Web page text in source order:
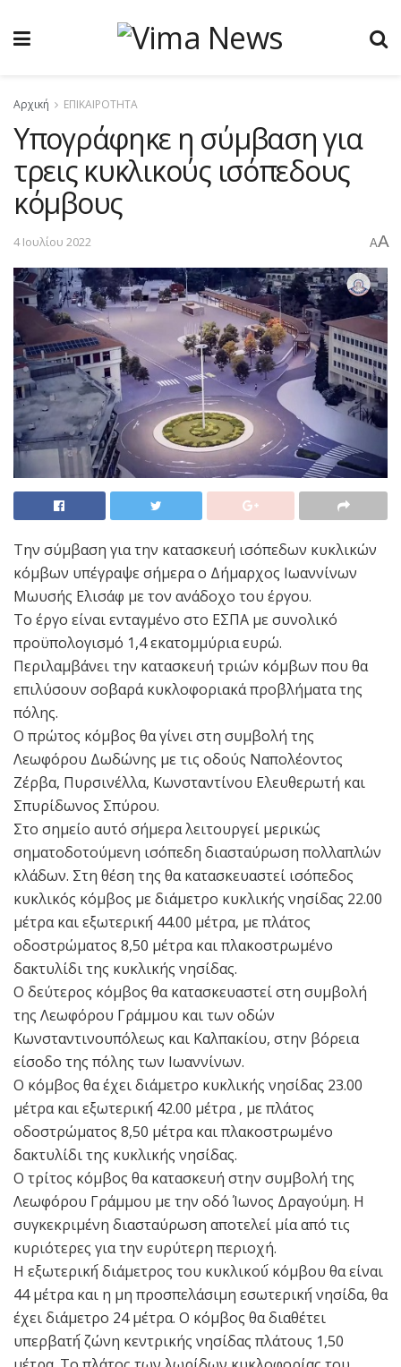
Αρχική ΕΠΙΚΑΙΡΟΤΗΤΑ
Υπογράφηκε η σύμβαση για
τρεις κυκλικούς ισόπεδους
κόμβους
4 Ιουλίου 2022 AA
Την σύμβαση για την κατασκευή ισόπεδων κυκλικών
κόμβων υπέγραψε σήμερα ο Δήμαρχος Ιωαννίνων
Μωυσής Ελισάφ με τον ανάδοχο του έργου.
Το έργο είναι ενταγμένο στο ΕΣΠΑ με συνολικό
προϋπολογισμό 1,4 εκατομμύρια ευρώ.
Περιλαμβάνει την κατασκευή τριών κόμβων που θα
επιλύσουν σοβαρά κυκλοφοριακά προβλήματα της
πόλης.
Ο πρώτος κόμβος θα γίνει στη συμβολή της
Λεωφόρου Δωδώνης με τις οδούς Ναπολέοντος
Ζέρβα, Πυρσινέλλα, Κωνσταντίνου Ελευθερωτή και
Σπυρίδωνος Σπύρου.
Στο σημείο αυτό σήμερα λειτουργεί μερικώς
σηματοδοτούμενη ισόπεδη διασταύρωση πολλαπλών
κλάδων. Στη θέση της θα κατασκευαστεί ισόπεδος
κυκλικός κόμβος με διάμετρο κυκλικής νησίδας 22.00
μέτρα και εξωτερική́ 44.00 μέτρα, με πλάτος
οδοστρώματος 8,50 μέτρα και πλακοστρωμένο
δακτυλίδι της κυκλικής νησίδας.
Ο δεύτερος κόμβος θα κατασκευαστεί στη συμβολή
της Λεωφόρου Γράμμου και των οδών
Κωνσταντινουπόλεως και Καλπακίου, στην βόρεια
είσοδο της πόλης των Ιωαννίνων.
Ο κόμβος θα έχει διάμετρο κυκλικής νησίδας 23.00
μέτρα και εξωτερική́ 42.00 μέτρα , με πλάτος
οδοστρώματος 8,50 μέτρα και πλακοστρωμένο
δακτυλίδι της κυκλικής νησίδας.
Ο τρίτος κόμβος θα κατασκευή στην συμβολή της
Λεωφόρου Γράμμου με την οδό Ίωνος Δραγούμη. Η
συγκεκριμένη διασταύρωση αποτελεί μία από τις
κυριότερες για την ευρύτερη περιοχή.
Η εξωτερική́ διάμετρος του κυκλικού́ κόμβου θα είναι
44 μέτρα και η μη προσπελάσιμη εσωτερική́ νησίδα, θα
έχει διάμετρο 24 μέτρα. Ο κόμβος θα διαθέτει
υπερβατή́ ζώνη κεντρικής νησίδας πλάτους 1,50